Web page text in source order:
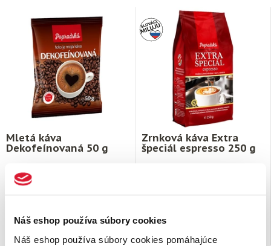
Náš eshop používa súbory cookies
Náš eshop používa súbory cookies pomáhajúce
Mletá káva
Dekofeínovaná 50 g
Pražená bezkofeínová káva,
balená v ochrannej atmosfére
N2. Popradská káva Bez kofeínu
2,09€
na sklade
Zrnková káva Extra
špeciál espresso 250 g
zmesou odrôd káv arabika. V
5,89€
na sklade